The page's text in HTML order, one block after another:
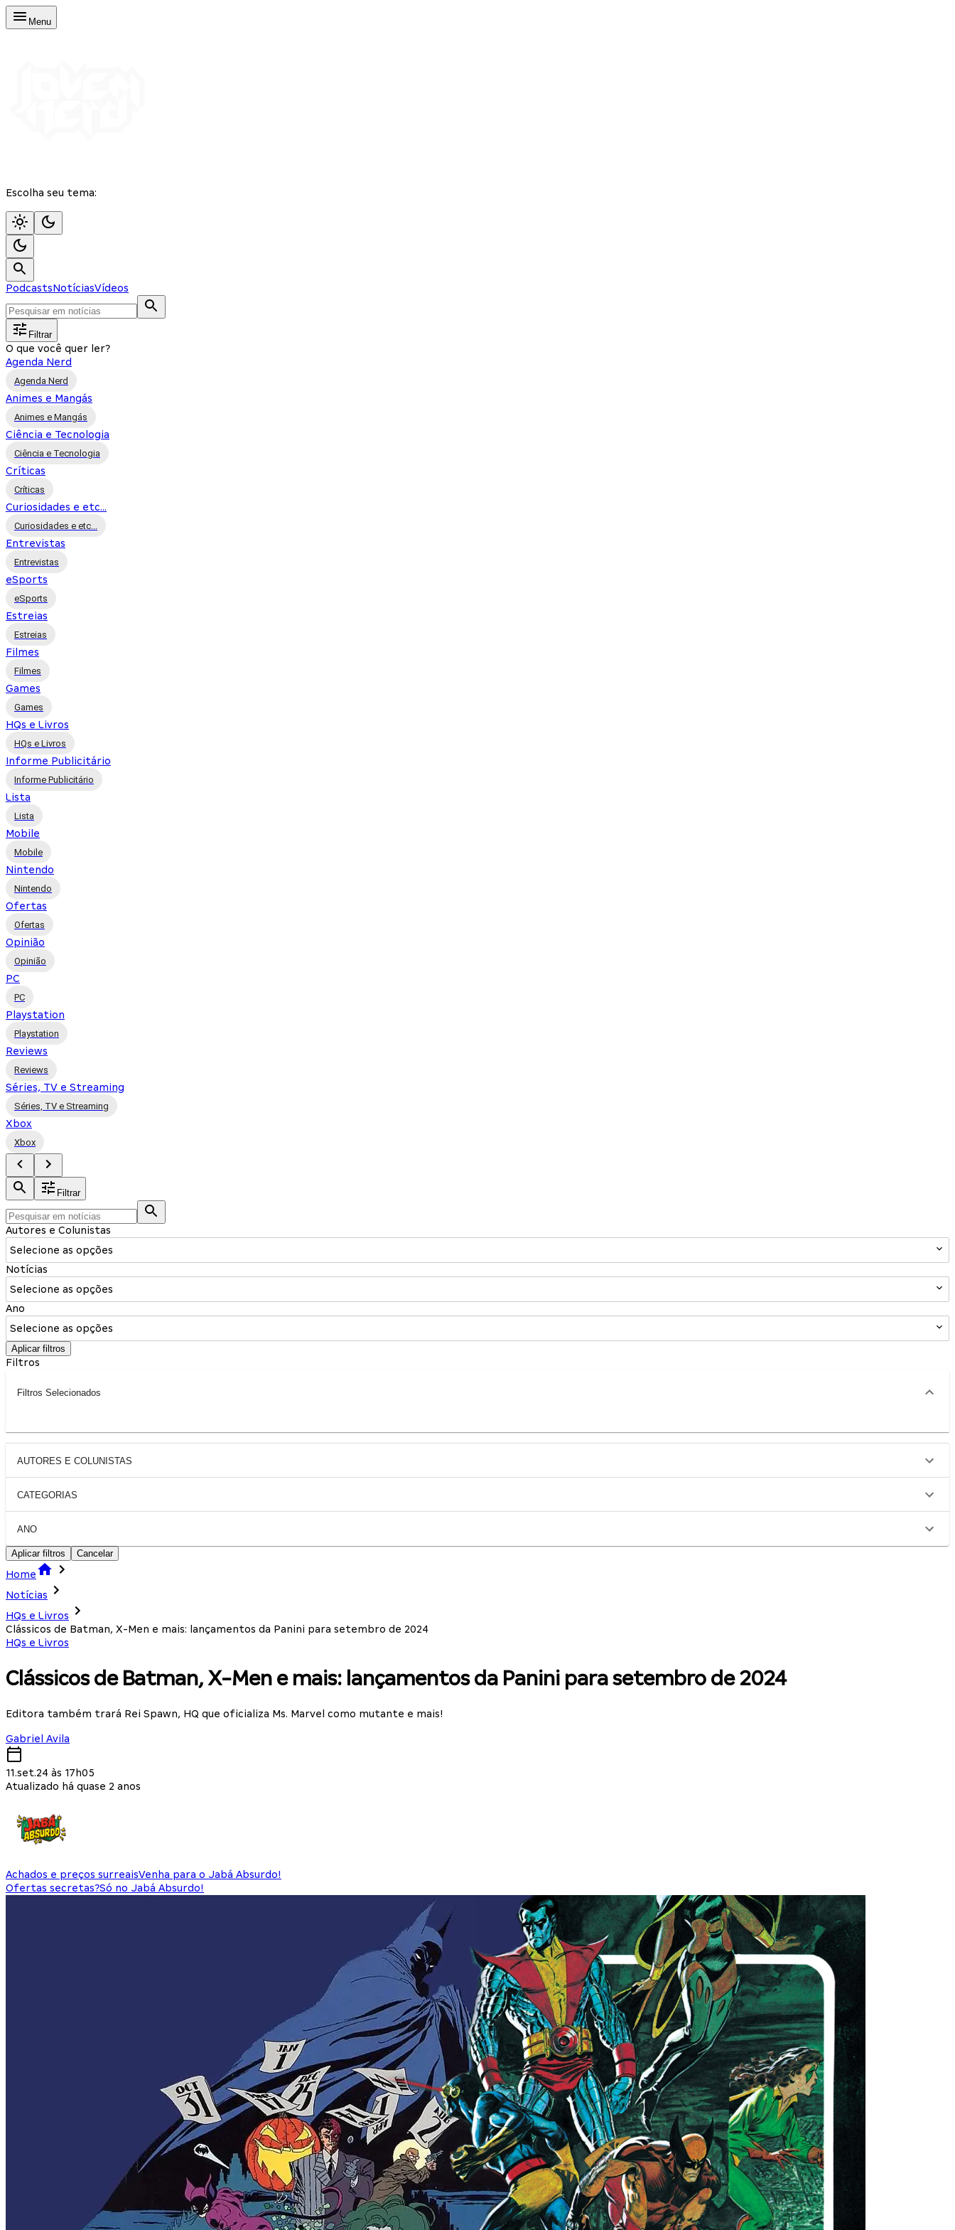
Menu
Escolha seu tema:
PodcastsNotíciasVídeos
Filtrar
O que você quer ler?
Agenda Nerd
Agenda Nerd
Animes e Mangás
Animes e Mangás
Ciência e Tecnologia
Ciência e Tecnologia
Críticas
Críticas
Curiosidades e etc...
Curiosidades e etc...
Entrevistas
Entrevistas
eSports
eSports
Estreias
Estreias
Filmes
Filmes
Games
Games
HQs e Livros
HQs e Livros
Informe Publicitário
Informe Publicitário
Lista
Lista
Mobile
Mobile
Nintendo
Nintendo
Ofertas
Ofertas
Opinião
Opinião
PC
PC
Playstation
Playstation
Reviews
Reviews
Séries, TV e Streaming
Séries, TV e Streaming
Xbox
Xbox
Filtrar
Autores e Colunistas
Selecione as opções
Notícias
Selecione as opções
Ano
Selecione as opções
Aplicar filtros
Filtros
Filtros Selecionados
AUTORES E COLUNISTAS
CATEGORIAS
ANO
Aplicar filtros Cancelar
Home
Notícias
HQs e Livros
Clássicos de Batman, X-Men e mais: lançamentos da Panini para setembro de 2024
HQs e Livros
Clássicos de Batman, X-Men e mais: lançamentos da Panini para setembro de 2024
Editora também trará Rei Spawn, HQ que oficializa Ms. Marvel como mutante e mais!
Gabriel Avila
11.set.24 às 17h05
Atualizado há quase 2 anos
Achados e preços surreaisVenha para o Jabá Absurdo!
Ofertas secretas?Só no Jabá Absurdo!